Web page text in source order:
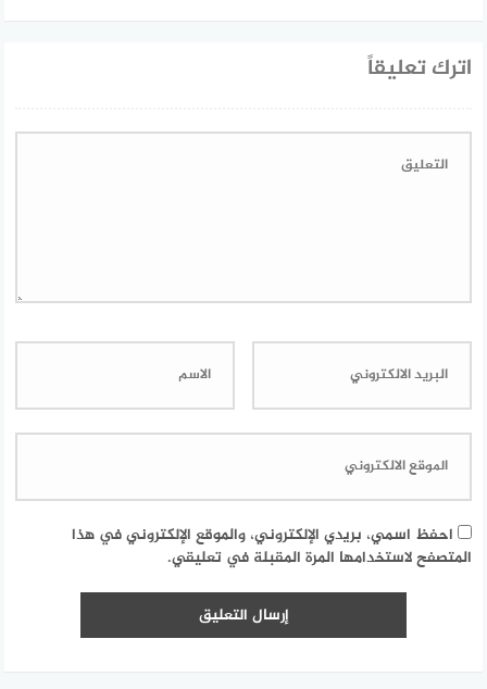
اترك تعليقاً
احفظ اسمي، بريدي الإلكتروني، والموقع الإلكتروني في هذا
المتصفح لاستخدامها المرة المقبلة في تعليقي.